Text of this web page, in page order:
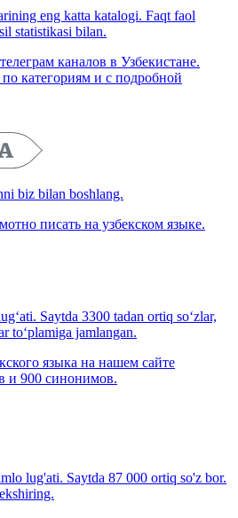
eng katta katalogi. Faqt faol
statistikasi bilan.
каналов в Узбекистане.
категориям и с подробной
biz bilan boshlang.
писать на узбекском языке.
Saytda 3300 tadan ortiq so‘zlar,
to‘plamiga jamlangan.
языка на нашем сайте
и 900 синонимов.
lug'ati. Saytda 87 000 ortiq so'z bor.